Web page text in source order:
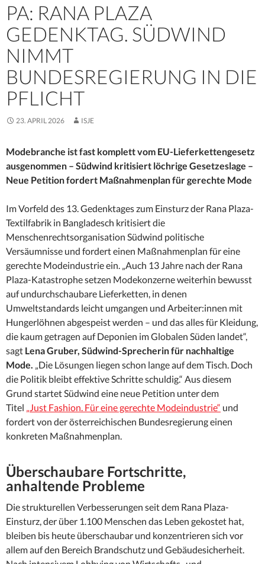
PA: RANA PLAZA
GEDENKTAG. SÜDWIND
NIMMT
BUNDESREGIERUNG IN DIE
PFLICHT
23. APRIL 2026 ISJE
Modebranche ist fast komplett vom EU-Lieferkettengesetz
ausgenommen – Südwind kritisiert löchrige Gesetzeslage –
Neue Petition fordert Maßnahmenplan für gerechte Mode
Im Vorfeld des 13. Gedenktages zum Einsturz der Rana Plaza-
Textilfabrik in Bangladesch kritisiert die
Menschenrechtsorganisation Südwind politische
Versäumnisse und fordert einen Maßnahmenplan für eine
gerechte Modeindustrie ein. „Auch 13 Jahre nach der Rana
Plaza-Katastrophe setzen Modekonzerne weiterhin bewusst
auf undurchschaubare Lieferketten, in denen
Umweltstandards leicht umgangen und Arbeiter:innen mit
Hungerlöhnen abgespeist werden – und das alles für Kleidung,
die kaum getragen auf Deponien im Globalen Süden landet“,
sagt Lena Gruber, Südwind-Sprecherin für nachhaltige
Mode. „Die Lösungen liegen schon lange auf dem Tisch. Doch
die Politik bleibt effektive Schritte schuldig.“ Aus diesem
Grund startet Südwind eine neue Petition unter dem
Titel „Just Fashion. Für eine gerechte Modeindustrie“ und
fordert von der österreichischen Bundesregierung einen
konkreten Maßnahmenplan.
Überschaubare Fortschritte,
anhaltende Probleme
Die strukturellen Verbesserungen seit dem Rana Plaza-
Einsturz, der über 1.100 Menschen das Leben gekostet hat,
bleiben bis heute überschaubar und konzentrieren sich vor
allem auf den Bereich Brandschutz und Gebäudesicherheit.